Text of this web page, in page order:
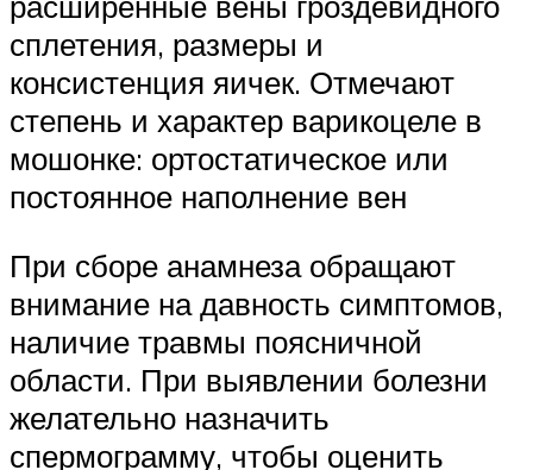
сплетения, размеры и
консистенция яичек. Отмечают
степень и характер варикоцеле в
мошонке: ортостатическое или
постоянное наполнение вен
При сборе анамнеза обращают
внимание на давность симптомов,
наличие травмы поясничной
области. При выявлении болезни
желательно назначить
спермограмму, чтобы оценить